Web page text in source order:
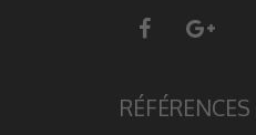
RÉFÉRENCES